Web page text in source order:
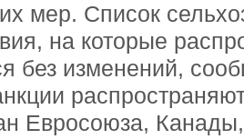
мер. Список
на которые
без изменений,
Евросоюза,